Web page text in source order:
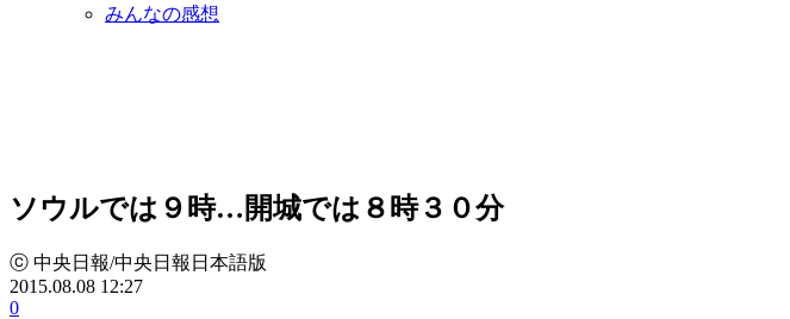
みんなの感想
ソウルでは９時…開城では８時３０分
ⓒ 中央日報/中央日報日本語版
2015.08.08 12:27
0